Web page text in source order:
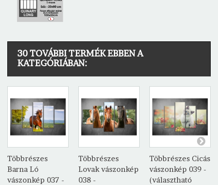
30 TOVÁBBI TERMÉK EBBEN A
KATEGÓRIÁBAN:
Többrészes
Barna Ló
vászonkép 037 -
Többrészes
Lovak vászonkép
038 -
Többrészes Cicás
vászonkép 039 -
(választható